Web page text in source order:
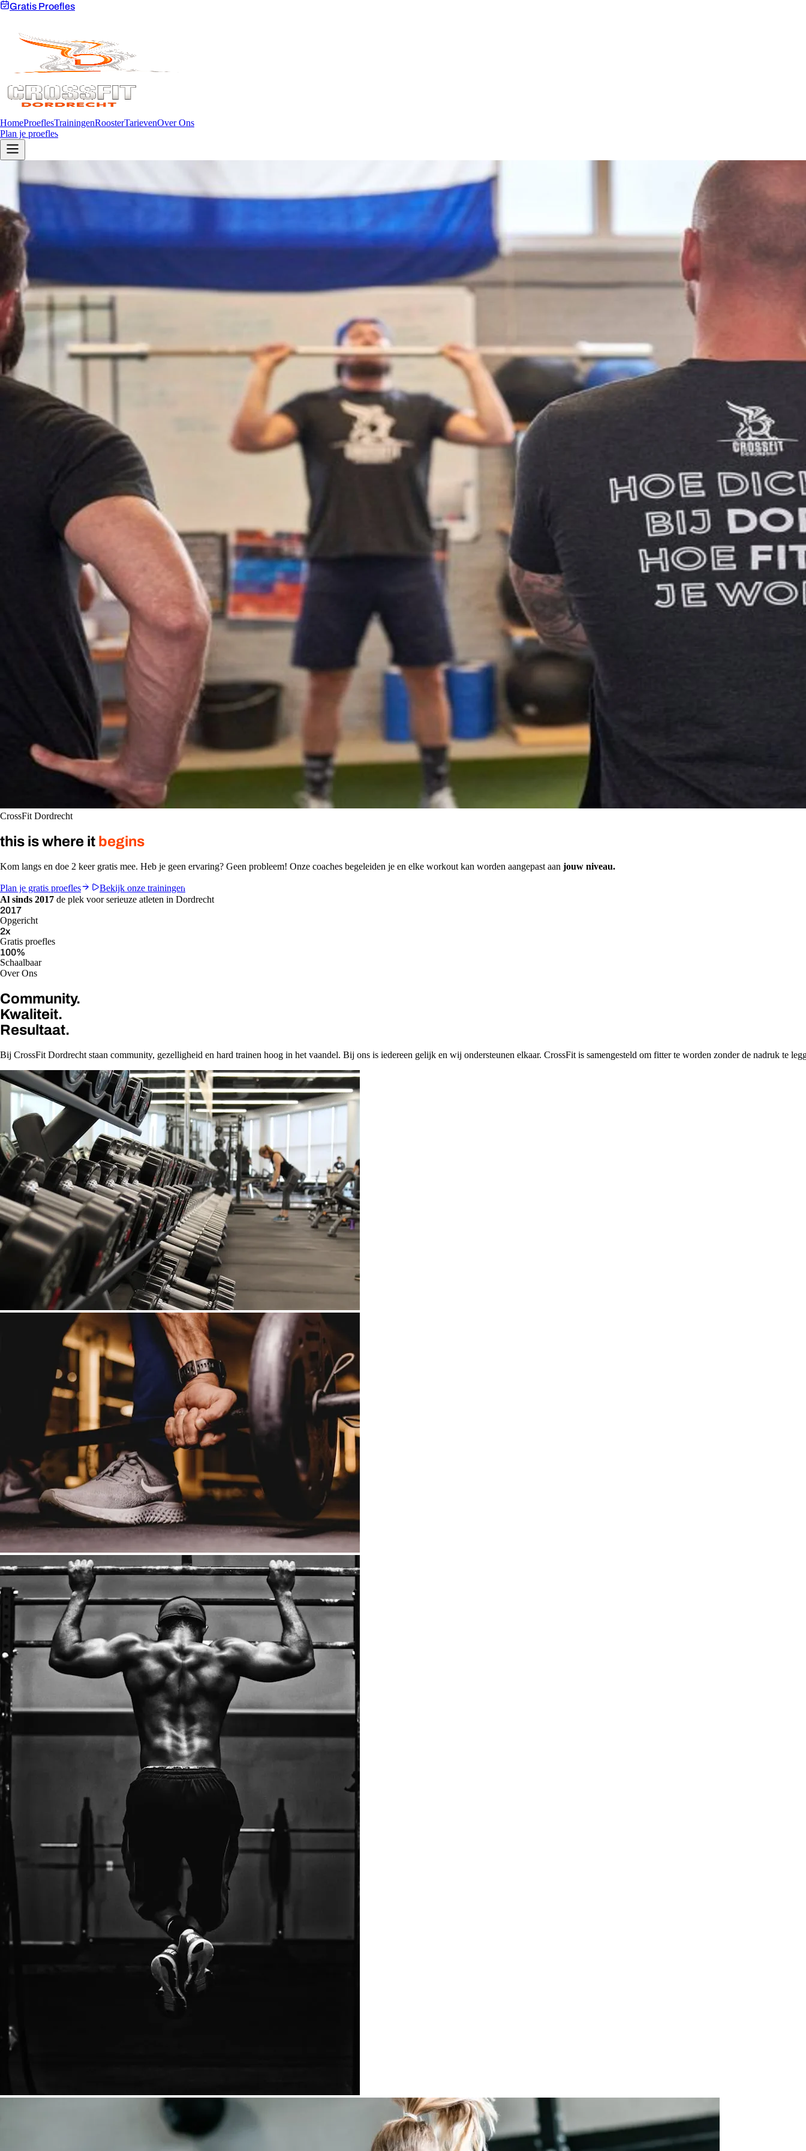
Gratis Proefles
HomeProeflesTrainingenRoosterTarievenOver Ons
Plan je proefles
CrossFit Dordrecht
this is where it begins
Kom langs en doe 2 keer gratis mee. Heb je geen ervaring? Geen probleem! Onze coaches begeleiden je en elke workout kan worden aangepast aan jouw niveau.
Plan je gratis proefles
Bekijk onze trainingen
Al sinds 2017 de plek voor serieuze atleten in Dordrecht
2017
Opgericht
2x
Gratis proefles
100%
Schaalbaar
Over Ons
Community.
Kwaliteit.
Resultaat.
Bij CrossFit Dordrecht staan community, gezelligheid en hard trainen hoog in het vaandel. Bij ons is iedereen gelijk en wij ondersteunen elkaar. CrossFit is samengesteld om fitter te worden zonder de nadruk te